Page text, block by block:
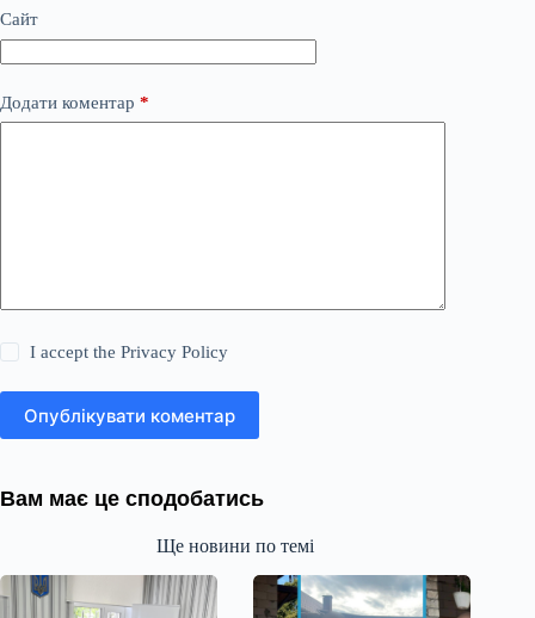
Сайт
Додати коментар *
I accept thePrivacy Policy
Опублікувати коментар
Вам має це сподобатись
Ще новини по темі